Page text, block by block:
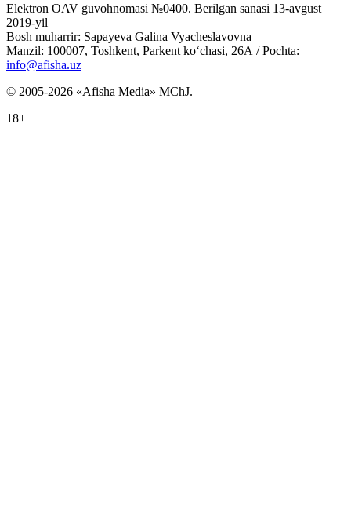
Elektron OAV guvohnomasi №0400. Berilgan sanasi 13-avgust
2019-yil
Bosh muharrir: Sapayeva Galina Vyacheslavovna
Manzil: 100007, Toshkent, Parkent ko‘chasi, 26А / Pochta:
info@afisha.uz
© 2005-2026 «Afisha Media» MChJ.
18+